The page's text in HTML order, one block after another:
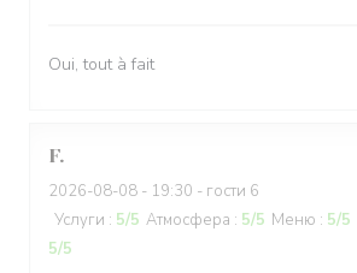
Oui, tout à fait
F
2026-08-08 - 19:30 - гости 6
Услуги : 5/5 Атмосфера : 5/5 Меню : 5/5
5/5